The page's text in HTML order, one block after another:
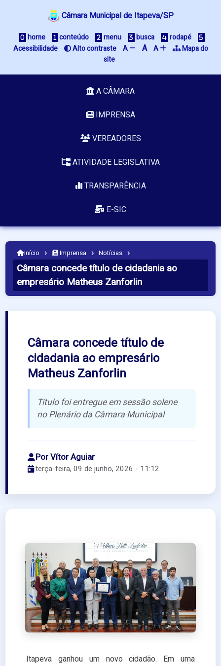
Câmara Municipal de Itapeva/SP
home conteúdo menu busca
rodapé
Acessibilidade
Alto contraste A A A
Mapa do
site
A CÂMARA
IMPRENSA
VEREADORES
ATIVIDADE LEGISLATIVA
TRANSPARÊNCIA
E-SIC
Início › Imprensa › Notícias ›
Câmara concede título de cidadania ao
empresário Matheus Zanforlin
Câmara concede título de
cidadania ao empresário
Matheus Zanforlin
Título foi entregue em sessão solene
no Plenário da Câmara Municipal
Por Vítor Aguiar
terça-feira, 09 de junho, 2026 - 11:12
Itapeva ganhou um novo cidadão. Em uma